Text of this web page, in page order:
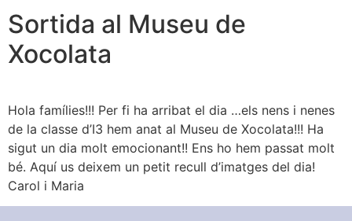
Sortida al Museu de
Xocolata
Hola famílies!!! Per fi ha arribat el dia …els nens i nenes
de la classe d’I3 hem anat al Museu de Xocolata!!! Ha
sigut un dia molt emocionant!! Ens ho hem passat molt
bé. Aquí us deixem un petit recull d’imatges del dia!
Carol i Maria